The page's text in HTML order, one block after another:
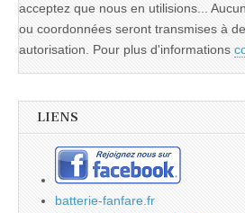
acceptez que nous en utilisions...
ou coordonnées seront transmises à
autorisation. Pour plus d'informations
LIENS
batterie-fanfare.fr